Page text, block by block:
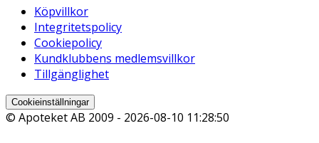
Köpvillkor
Integritetspolicy
Cookiepolicy
Kundklubbens medlemsvillkor
Tillgänglighet
Cookieinställningar
© Apoteket AB 2009 - 2026-08-10 11:28:50